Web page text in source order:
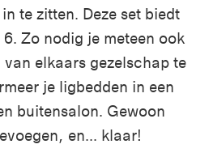
te zitten. Deze set biedt
6. Zo nodig je meteen ook
van elkaars gezelschap te
je ligbedden in een
buitensalon. Gewoon
, en... klaar!